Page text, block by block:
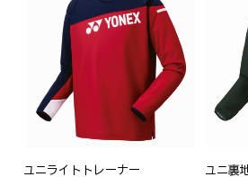
ユニライトトレーナー